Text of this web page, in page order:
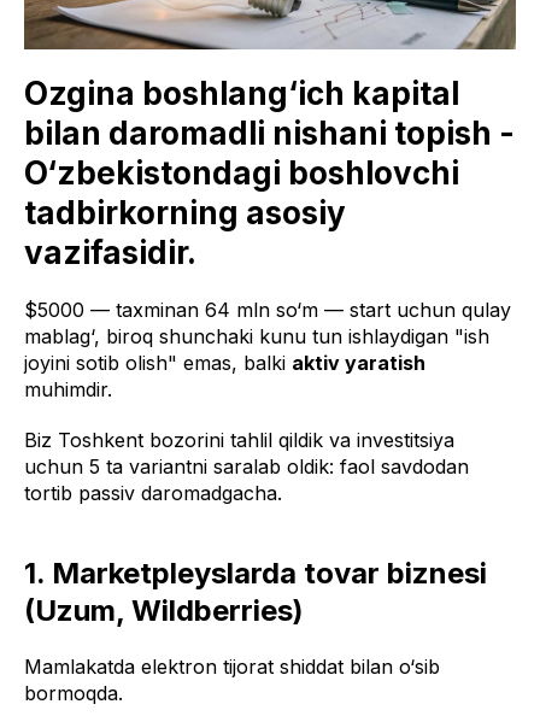
Ozgina boshlang‘ich kapital
bilan daromadli nishani topish -
O‘zbekistondagi boshlovchi
tadbirkorning asosiy
vazifasidir.
$5000 — taxminan 64 mln so‘m — start uchun qulay
mablag‘, biroq shunchaki kunu tun ishlaydigan "ish
joyini sotib olish" emas, balki aktiv yaratish
muhimdir.
Biz Toshkent bozorini tahlil qildik va investitsiya
uchun 5 ta variantni saralab oldik: faol savdodan
tortib passiv daromadgacha.
1. Marketpleyslarda tovar biznesi
(Uzum, Wildberries)
Mamlakatda elektron tijorat shiddat bilan o‘sib
bormoqda.